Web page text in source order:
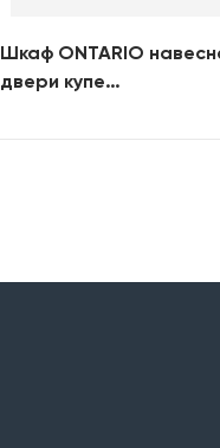
Шкаф ONTARIO
двери купе